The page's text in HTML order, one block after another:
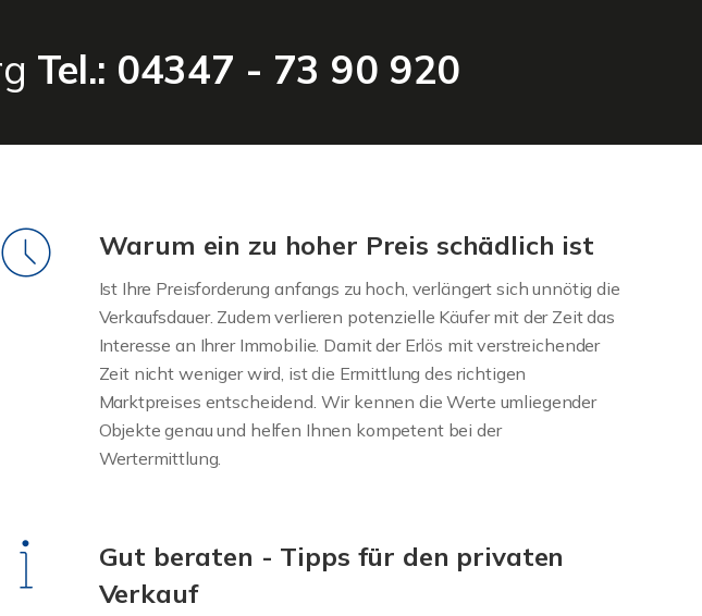
Tel.: 04347 - 73 90 920
Warum ein zu hoher Preis schädlich ist
Ist Ihre Preisforderung anfangs zu hoch, verlängert sich unnötig die
Verkaufsdauer. Zudem verlieren potenzielle Käufer mit der Zeit das
Interesse an Ihrer Immobilie. Damit der Erlös mit verstreichender
Zeit nicht weniger wird, ist die Ermittlung des richtigen
Marktpreises entscheidend. Wir kennen die Werte umliegender
Objekte genau und helfen Ihnen kompetent bei der
Wertermittlung.
Gut beraten - Tipps für den privaten
Verkauf